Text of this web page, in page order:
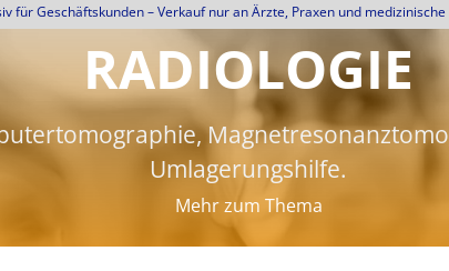
für Geschäftskunden –Verkauf nur an Ärzte, Praxen und
RADIOLOGIE
Umlagerungshilfe.
Mehr zum Thema